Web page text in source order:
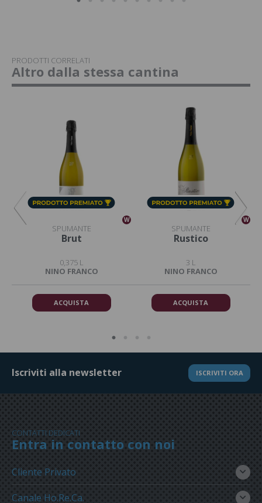
PRODOTTI CORRELATI
Altro dalla stessa cantina
W
SPUMANTE
Brut
0,375 L
NINO FRANCO
ACQUISTA
W
SPUMANTE
Rustico
3 L
NINO FRANCO
ACQUISTA
Iscriviti alla newsletter ISCRIVITI ORA
CONTATTI DEDICATI
Entra in contatto con noi
Cliente Privato
Canale Ho.Re.Ca.